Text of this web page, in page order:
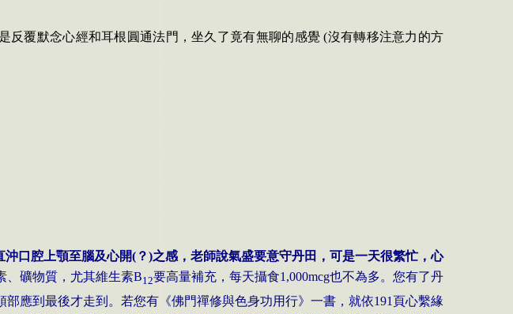
反覆默念心經和耳根圓通法門，坐久了竟有無聊的感覺 (沒有轉移注意力的方
口腔上顎至腦及心開( ？)之感，老師說氣盛要意守丹田，可是一天很繁忙，心
、礦物質，尤其維生素B12要高量補充，每天攝食1,000mcg也不為多。您有了丹
應到最後才走到。若您有《佛門禪修與色身功用行》一書，就依191 頁心繫緣